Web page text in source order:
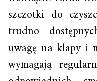
szczotki do
trudno
uwagę na klapy i
wymagają